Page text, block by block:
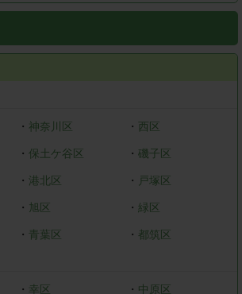
・ 神奈川区 ・ 西区
・ 保土ケ谷区 ・磯子区
・ 港北区 ・ 戸塚区
・ 旭区 ・緑区
・ 青葉区 ・ 都筑区
・ 幸区 ・ 中原区